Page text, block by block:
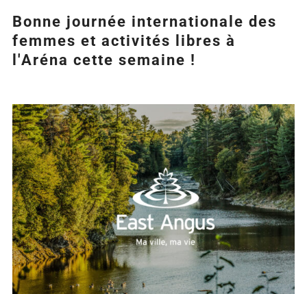
Bonne journée internationale des
femmes et activités libres à
l'Aréna cette semaine !
Agrandir
l&apos;image